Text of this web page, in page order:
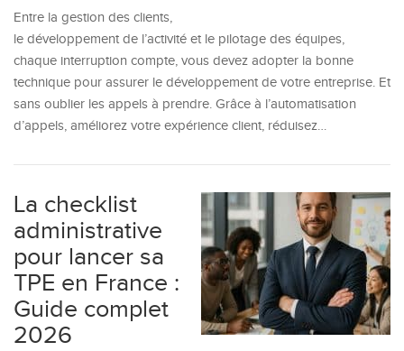
Entre la gestion des clients,
le développement de l’activité et le pilotage des équipes,
chaque interruption compte, vous devez adopter la bonne
technique pour assurer le développement de votre entreprise. Et
sans oublier les appels à prendre. Grâce à l’automatisation
d’appels, améliorez votre expérience client, réduisez…
La checklist
administrative
pour lancer sa
TPE en France :
Guide complet
2026